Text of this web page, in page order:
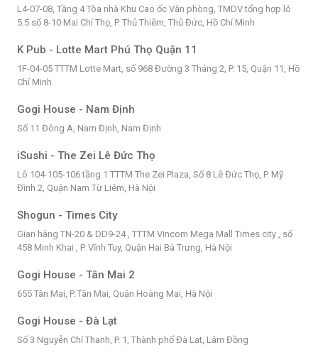
L4-07-08, Tầng 4 Tòa nhà Khu Cao ốc Văn phòng, TMDV tổng hợp lô
5.5 số 8-10 Mai Chí Thọ, P. Thủ Thiêm, Thủ Đức, Hồ Chí Minh
K Pub - Lotte Mart Phú Thọ Quận 11
1F-04-05 TTTM Lotte Mart, số 968 Đường 3 Tháng 2, P. 15, Quận 11, Hồ
Chí Minh
Gogi House - Nam Định
Số 11 Đông A, Nam Định, Nam Định
iSushi - The Zei Lê Đức Thọ
Lô 104-105-106 tầng 1 TTTM The Zei Plaza, Số 8 Lê Đức Thọ, P. Mỹ
Đình 2, Quận Nam Từ Liêm, Hà Nội
Shogun - Times City
Gian hàng TN-20 & DD9-24 , TTTM Vincom Mega Mall Times city , số
458 Minh Khai , P. Vĩnh Tuy, Quận Hai Bà Trưng, Hà Nội
Gogi House - Tân Mai 2
655 Tân Mai, P. Tân Mai, Quận Hoàng Mai, Hà Nội
Gogi House - Đà Lạt
Số 3 Nguyễn Chí Thanh, P. 1, Thành phố Đà Lạt, Lâm Đồng